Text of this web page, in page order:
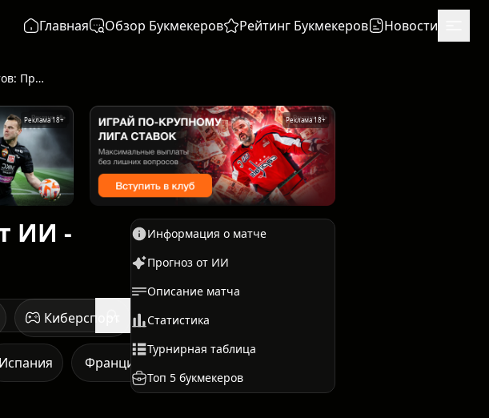
Главная Обзор Букмекеров Рейтинг Букмекеров Новости
Сочи - Крылья Советов: Прогноз от ИИ - начало 21 апреля в 17:30
Реклама 18+ Реклама 18+
ИИ -
Киберспорт Единоборства
Испания Франция
Информация о матче
Прогноз от ИИ
Описание матча
Статистика
Турнирная таблица
Топ 5 букмекеров